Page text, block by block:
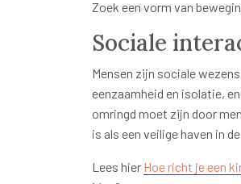
Zoek een vorm van
Sociale
Mensen zijn sociale
eenzaamheid en isolatie,
omringd moet zijn door
is als een veilige haven in
Lees hier Hoe richt je een